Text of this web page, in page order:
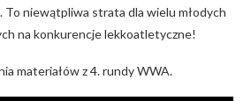
To niewątpliwa strata dla wielu młodych
na konkurencje lekkoatletyczne!
materiałów z 4. rundy WWA.